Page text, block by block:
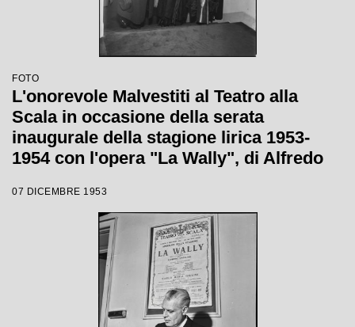
FOTO
L'onorevole Malvestiti al Teatro alla
Scala in occasione della serata
inaugurale della stagione lirica 1953-
1954 con l'opera "La Wally", di Alfredo
con la regia di Tatiana Pavlova
07 DICEMBRE 1953